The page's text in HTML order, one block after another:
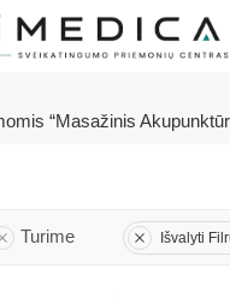
“Masažinis
Turime Išvalyti